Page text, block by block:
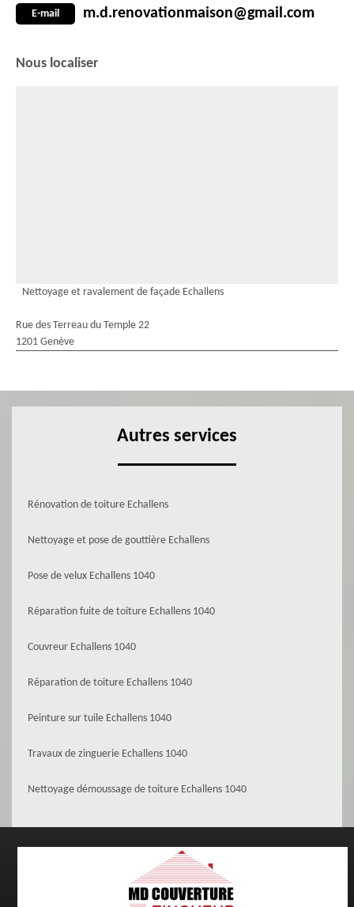
E-mail m.d.renovationmaison@gmail.com
Nous localiser
Nettoyage et ravalement de façade Echallens
Rue des Terreau du Temple 22
1201 Genève
Autres services
Rénovation de toiture Echallens
Nettoyage et pose de gouttière Echallens
Pose de velux Echallens 1040
Réparation fuite de toiture Echallens 1040
Couvreur Echallens 1040
Réparation de toiture Echallens 1040
Peinture sur tuile Echallens 1040
Travaux de zinguerie Echallens 1040
Nettoyage démoussage de toiture Echallens 1040